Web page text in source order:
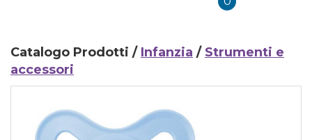
inseriti
Catalogo Prodotti / Infanzia / Strumenti e
accessori